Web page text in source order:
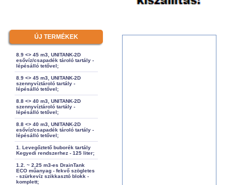
ÚJ TERMÉKEK
8.9 <> 45 m3, UNITANK-2D
esővíz/csapadék tároló tartály -
lépésálló tetővel;
8.9 <> 45 m3, UNITANK-2D
szennyvíztároló tartály -
lépésálló tetővel;
8.8 <> 40 m3, UNITANK-2D
szennyvíztároló tartály -
lépésálló tetővel;
8.8 <> 40 m3, UNITANK-2D
esővíz/csapadék tároló tartály -
lépésálló tetővel;
1. Levegőztető buborék tartály
Kegyedi rendszerhez - 125 liter;
1.2. ~ 2,25 m3-es DrainTank
ECO műanyag - fekvő szögletes
- szürkevíz szikkasztó blokk -
komplett;